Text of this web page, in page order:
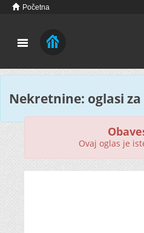
Početna
Nekretnine: oglasi
Ovaj oglas je